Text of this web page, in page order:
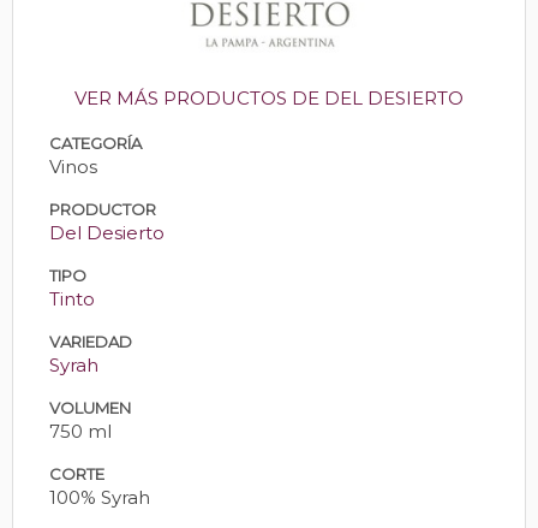
VER MÁS PRODUCTOS DE DEL DESIERTO
CATEGORÍA
Vinos
PRODUCTOR
Del Desierto
TIPO
Tinto
VARIEDAD
Syrah
VOLUMEN
750 ml
CORTE
100% Syrah